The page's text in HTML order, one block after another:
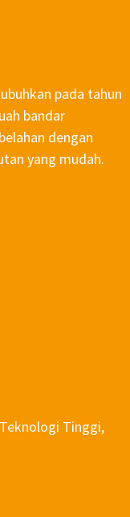
pada tahun
bandar
dengan
yang mudah.
Tinggi,